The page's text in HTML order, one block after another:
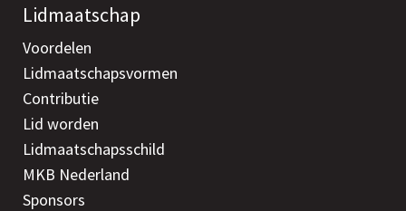
Lidmaatschap
Voordelen
Lidmaatschapsvormen
Contributie
Lid worden
Lidmaatschapsschild
MKB Nederland
Sponsors